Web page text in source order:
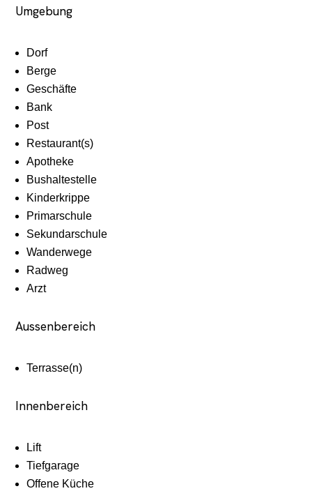
Umgebung
Dorf
Berge
Geschäfte
Bank
Post
Restaurant(s)
Apotheke
Bushaltestelle
Kinderkrippe
Primarschule
Sekundarschule
Wanderwege
Radweg
Arzt
Aussenbereich
Terrasse(n)
Innenbereich
Lift
Tiefgarage
Offene Küche